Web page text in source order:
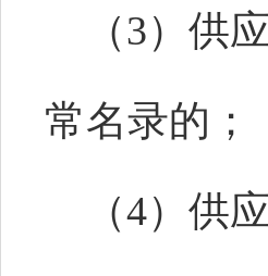
（3）供
常名录的；
（4）供